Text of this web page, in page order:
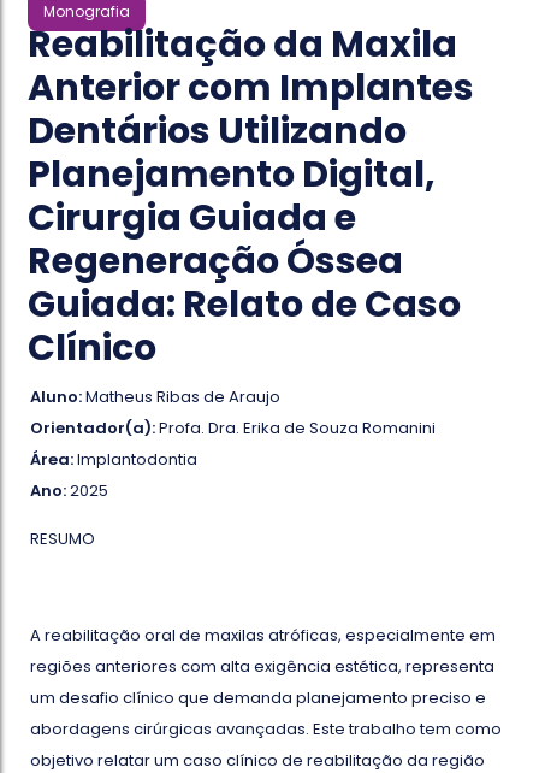
Monografia
Reabilitação da Maxila
Anterior com Implantes
Dentários Utilizando
Planejamento Digital,
Cirurgia Guiada e
Regeneração Óssea
Guiada: Relato de Caso
Clínico
Aluno:Matheus Ribas de Araujo
Orientador(a):Profa. Dra. Erika de Souza Romanini
Área:Implantodontia
Ano:2025
RESUMO
A reabilitação oral de maxilas atróficas, especialmente em
regiões anteriores com alta exigência estética, representa
um desafio clínico que demanda planejamento preciso e
abordagens cirúrgicas avançadas. Este trabalho tem como
objetivo relatar um caso clínico de reabilitação da região